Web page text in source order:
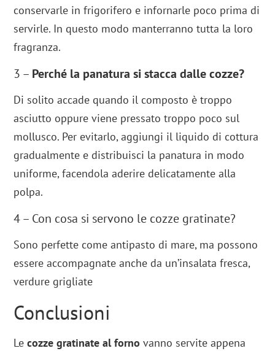
conservarle in frigorifero e infornarle poco prima di
servirle. In questo modo manterranno tutta la loro
fragranza.
3 – Perché la panatura si stacca dalle cozze?
Di solito accade quando il composto è troppo
asciutto oppure viene pressato troppo poco sul
mollusco. Per evitarlo, aggiungi il liquido di cottura
gradualmente e distribuisci la panatura in modo
uniforme, facendola aderire delicatamente alla
polpa.
4 – Con cosa si servono le cozze gratinate?
Sono perfette come antipasto di mare, ma possono
essere accompagnate anche da un’insalata fresca,
verdure grigliate
Conclusioni
Lecozze gratinate al forno vanno servite appena